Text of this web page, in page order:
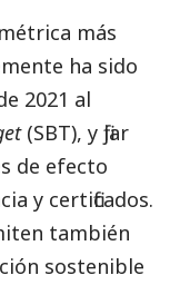
más
ha sido
2021 al
(SBT), y fijar
de efecto
y certificados.
también
sostenible